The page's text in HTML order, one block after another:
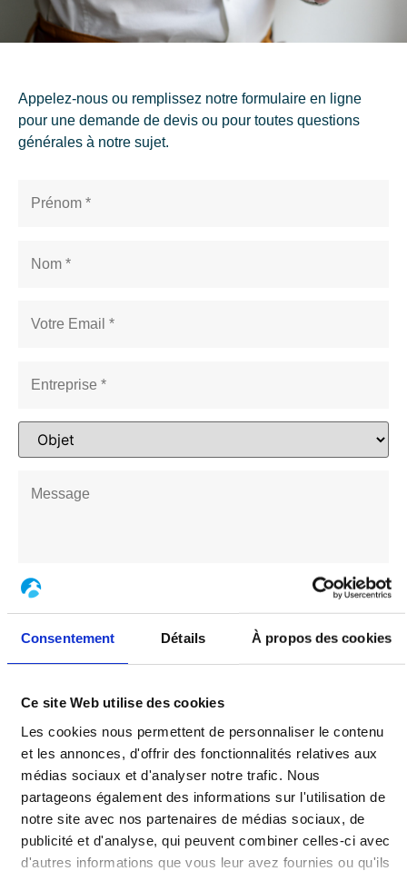
Consentement Détails À propos des cookies
Ce site Web utilise des cookies
Les cookies nous permettent de personnaliser le contenu
et les annonces, d'offrir des fonctionnalités relatives aux
médias sociaux et d'analyser notre trafic. Nous
partageons également des informations sur l'utilisation de
notre site avec nos partenaires de médias sociaux, de
publicité et d'analyse, qui peuvent combiner celles-ci avec
d'autres informations que vous leur avez fournies ou qu'ils
Appelez-nous ou remplissez notre formulaire en ligne
pour une demande de devis ou pour toutes questions
générales à notre sujet.
Pièces jointes
J'accepte de recevoir des informations de OPTIM Technologies